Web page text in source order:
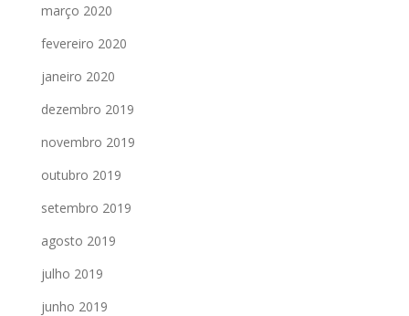
março 2020
fevereiro 2020
janeiro 2020
dezembro 2019
novembro 2019
outubro 2019
setembro 2019
agosto 2019
julho 2019
junho 2019